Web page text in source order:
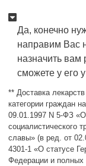
Да, конечно
направим Вас
назначить вам
сможете у его
** Доставка
категории граждан
09.01.1997 N 5-ФЗ «О
социалистического
славы» (в ред. от
4301-1 «О статусе
Федерации и